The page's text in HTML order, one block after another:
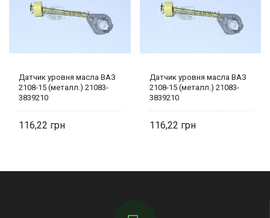
Датчик уровня масла ВАЗ
2108-15 (металл.) 21083-
3839210
116,22
Датчик уровня масла ВАЗ
2108-15 (металл.) 21083-
3839210
116,22